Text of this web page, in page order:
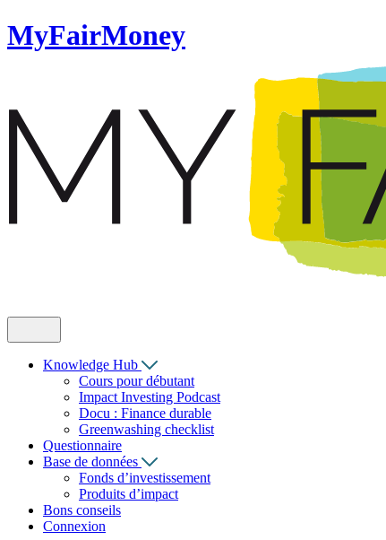
MyFairMoney
Knowledge Hub
Cours pour débutant
Impact Investing Podcast
Docu : Finance durable
Greenwashing checklist
Questionnaire
Base de données
Fonds d’investissement
Produits d’impact
Bons conseils
Connexion